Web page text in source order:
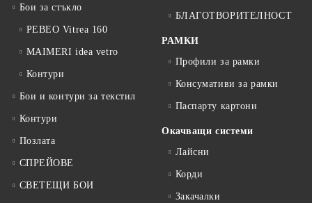
Бои за стъкло
PEBEO Vitrea 160
MAIMERI idea vetro
Контури
Бои и контури за текстил
Контури
Позлата
СПРЕЙОВЕ
СВЕТЕЩИ БОИ
БЛАГОТВОРИТЕЛНОСТ
РАМКИ
Профили за рамки
Консумативи за рамки
Паспарту картони
Окачващи системи
Лайсни
Корди
Закачалки